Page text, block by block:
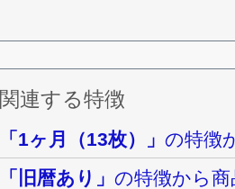
関連する特徴
「1ヶ月（13枚）」の特徴
「旧暦あり」の特徴から